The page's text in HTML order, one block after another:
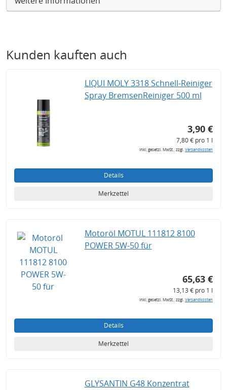
Kunden kauften auch
LIQUI MOLY 3318 Schnell-Reiniger
Spray BremsenReiniger 500 ml
3,90 €
7,80 € pro 1 l
inkl. gesetzl. MwSt., zzgl.Versandkosten
Details
Merkzettel
Motoröl MOTUL 111812 8100
POWER 5W-50 für
65,63 €
13,13 € pro 1 l
inkl. gesetzl. MwSt., zzgl.Versandkosten
Details
Merkzettel
GLYSANTIN G48 Konzentrat